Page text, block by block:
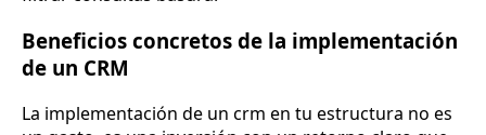
Beneficios concretos de la implementación
de un CRM
La implementación de un crm en tu estructura no es